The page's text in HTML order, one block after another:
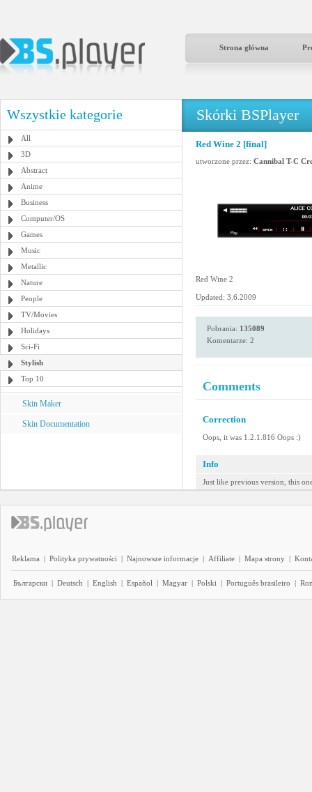
Strona główna
Wszystkie kategorie
All
3D
Abstract
Anime
Business
Computer/OS
Games
Music
Metallic
Nature
People
TV/Movies
Holidays
Sci-Fi
Stylish
Top 10
Skin Maker
Skin Documentation
Skórki BSPlayer
Red Wine 2 [final]
utworzone przez: Cannibal T-C
Red Wine 2
Updated: 3.6.2009
Pobrania: 135089
Komentarze: 2
Comments
Correction
Oops, it was 1.2.1.816 Oops :)
Info
Just like previous version, this
Reklama | Polityka prywatności | Najnowsze informacje | Affiliate | Mapa strony |
Български | Deutsch | English | Español | Magyar | Polski | Português brasileiro |